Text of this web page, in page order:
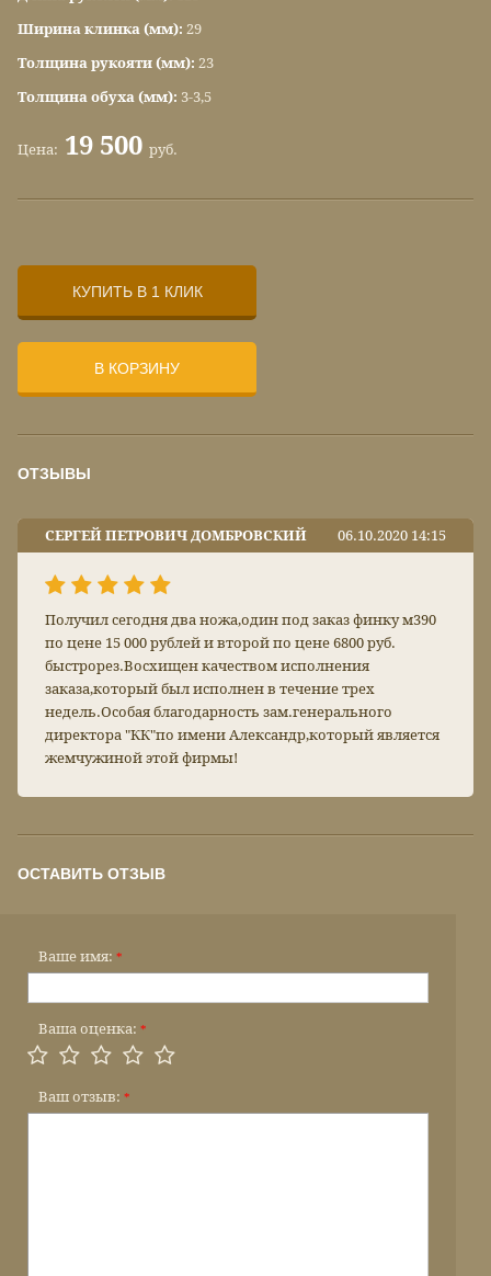
Ширина клинка (мм): 29
Толщина рукояти (мм): 23
Толщина обуха (мм): 3-3,5
Цена: 19 500 руб.
КУПИТЬ В 1 КЛИК
В КОРЗИНУ
ОТЗЫВЫ
СЕРГЕЙ ПЕТРОВИЧ ДОМБРОВСКИЙ 06.10.2020 14:15
Получил сегодня два ножа,один под заказ финку м390
по цене 15 000 рублей и второй по цене 6800 руб.
быстрорез.Восхищен качеством исполнения
заказа,который был исполнен в течение трех
недель.Особая благодарность зам.генерального
директора "КК"по имени Александр,который является
жемчужиной этой фирмы!
ОСТАВИТЬ ОТЗЫВ
Ваше имя: *
Ваша оценка: *
Ваш отзыв: *